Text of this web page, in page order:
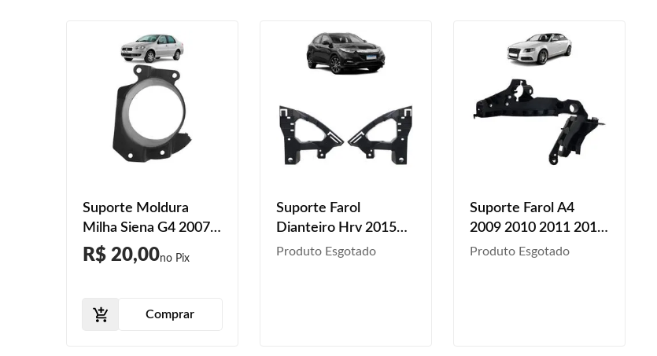
Suporte Moldura
Milha Siena G4 2007
2008 2009 2010 2011
2012 Preto
R$ 20,00
Comprar
Suporte Farol
Dianteiro Hrv 2015
2016 2017 2018 2019
Produto Esgotado
Suporte Farol A4
2009 2010 2011 2012
Dianteiro
Produto Esgotado